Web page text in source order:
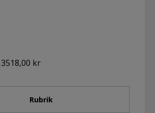
3518,00 kr
Rubrik